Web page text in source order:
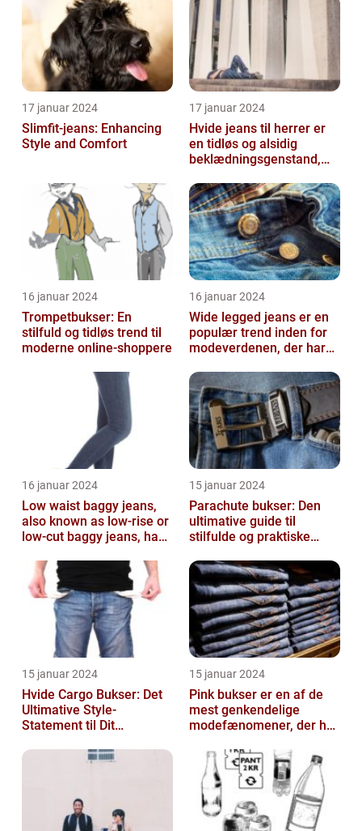
17 januar 2024
Slimfit-jeans: Enhancing
Style and Comfort
17 januar 2024
Hvide jeans til herrer er
en tidløs og alsidig
beklædningsgenstand,
ren...
16 januar 2024
Trompetbukser: En
stilfuld og tidløs trend til
moderne online-shoppere
16 januar 2024
Wide legged jeans er en
populær trend inden for
modeverdenen, der har
blandt...
16 januar 2024
Low waist baggy jeans,
also known as low-rise or
low-cut baggy jeans, have
popular ...
15 januar 2024
Parachute bukser: Den
ultimative guide til
stilfulde og praktiske
15 januar 2024
Hvide Cargo Bukser: Det
Ultimative Style-
Statement til Dit
15 januar 2024
Pink bukser er en af de
mest genkendelige
modefænomener, der har
catwalken til garde...